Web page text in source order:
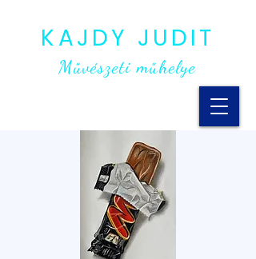
KAJDY JUDIT
Művészeti műhelye